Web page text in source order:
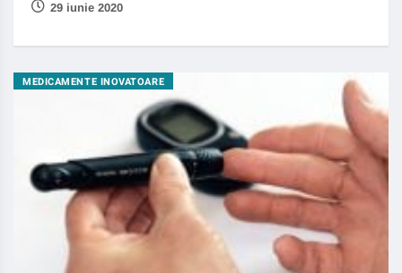
29 iunie 2020
MEDICAMENTE INOVATOARE